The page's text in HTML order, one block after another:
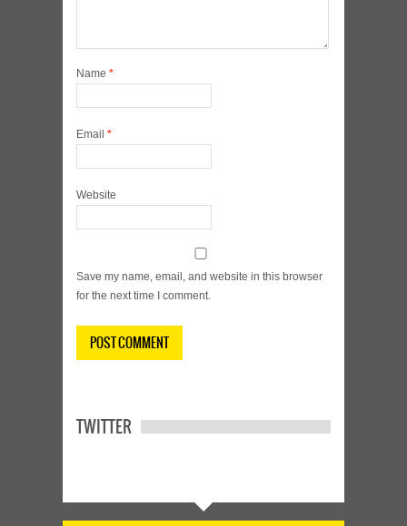
Name *
Email *
Website
Save my name, email, and website in this browser
for the next time I comment.
TWITTER